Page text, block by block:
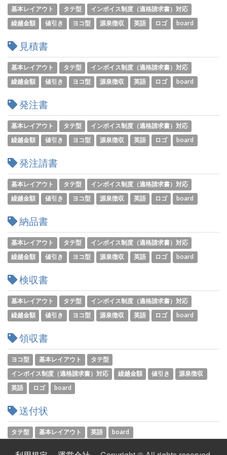
基本レイアウト タテ型
インボイス制度（適格請求書）対応
繰越金額
値引き ヨコ型 源泉徴収 英語 ロゴ board
見積書
基本レイアウト タテ型
インボイス制度（適格請求書）対応
繰越金額
値引き ヨコ型 源泉徴収 英語 ロゴ board
発注書
基本レイアウト タテ型
インボイス制度（適格請求書）対応
繰越金額
値引き ヨコ型 源泉徴収 英語 ロゴ board
発注請書
基本レイアウト タテ型
インボイス制度（適格請求書）対応
繰越金額
値引き ヨコ型 源泉徴収 英語 ロゴ board
納品書
基本レイアウト タテ型
インボイス制度（適格請求書）対応
繰越金額
値引き ヨコ型 源泉徴収 英語 ロゴ board
検収書
基本レイアウト タテ型
インボイス制度（適格請求書）対応
繰越金額
値引き ヨコ型 源泉徴収 英語 ロゴ board
領収書
ヨコ型 基本レイアウト
タテ型
インボイス制度（適格請求書）対応
繰越金額 値引き
源泉徴収
英語
ロゴ board
送付状
タテ型 基本レイアウト 英語 board